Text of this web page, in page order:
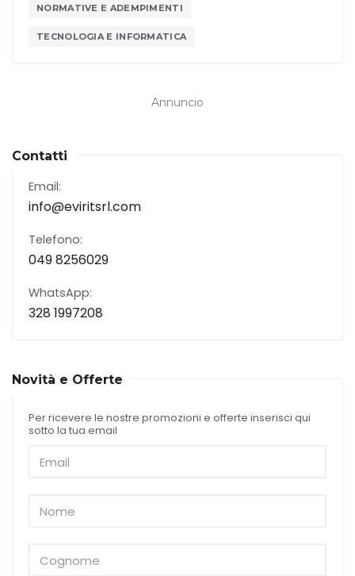
NORMATIVE E ADEMPIMENTI
TECNOLOGIA E INFORMATICA
Annuncio
Contatti
Email:
info@eviritsrl.com
Telefono:
049 8256029
WhatsApp:
328 1997208
Novità e Offerte
Per ricevere le nostre promozioni e offerte inserisci qui
sotto la tua email